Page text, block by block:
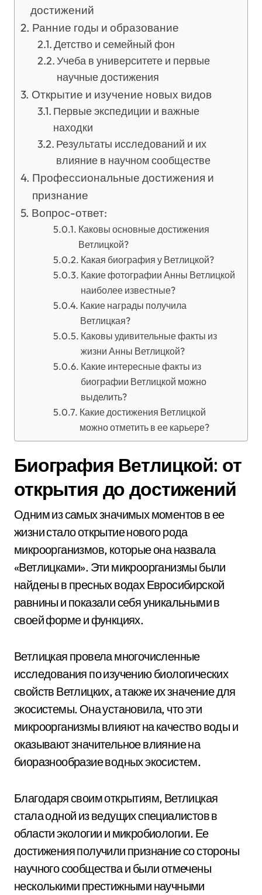
достижений
Ранние годы и образование
Детство и семейный фон
Учеба в университете и первые
научные достижения
Открытие и изучение новых видов
Первые экспедиции и важные
находки
Результаты исследований и их
влияние в научном сообществе
Профессиональные достижения и
признание
Вопрос-ответ:
Каковы основные достижения
Ветлицкой?
Какая биография у Ветлицкой?
Какие фотографии Анны Ветлицкой
наиболее известные?
Какие награды получила
Ветлицкая?
Каковы удивительные факты из
жизни Анны Ветлицкой?
Какие интересные факты из
биографии Ветлицкой можно
выделить?
Какие достижения Ветлицкой
можно отметить в ее карьере?
Биография Ветлицкой: от
открытия до достижений
Одним из самых значимых моментов в ее
жизни стало открытие нового рода
микроорганизмов, которые она назвала
«Ветлицками». Эти микроорганизмы были
найдены в пресных водах Евросибирской
равнины и показали себя уникальными в
своей форме и функциях.
Ветлицкая провела многочисленные
исследования по изучению биологических
свойств Ветлицких, а также их значение для
экосистемы. Она установила, что эти
микроорганизмы влияют на качество воды и
оказывают значительное влияние на
биоразнообразие водных экосистем.
Благодаря своим открытиям, Ветлицкая
стала одной из ведущих специалистов в
области экологии и микробиологии. Ее
достижения получили признание со стороны
научного сообщества и были отмечены
несколькими престижными научными